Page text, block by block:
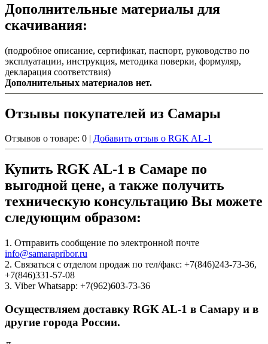
Дополнительные материалы для
скачивания:
(подробное описание, сертификат, паспорт, руководство по
эксплуатации, инструкция, методика поверки, формуляр,
декларация соответствия)
Дополнительных материалов нет.
Отзывы покупателей из Самары
Отзывов о товаре: 0 | Добавить отзыв о RGK AL-1
Купить RGK AL-1 в Самаре по
выгодной цене, а также получить
техническую консультацию Вы можете
следующим образом:
1. Отправить сообщение по электронной почте
info@samarapribor.ru
2. Связаться с отделом продаж по тел/факс: +7(846)243-73-36,
+7(846)331-57-08
3. Viber Whatsapp: +7(962)603-73-36
Осуществляем доставку RGK AL-1 в Самару и в
другие города России.